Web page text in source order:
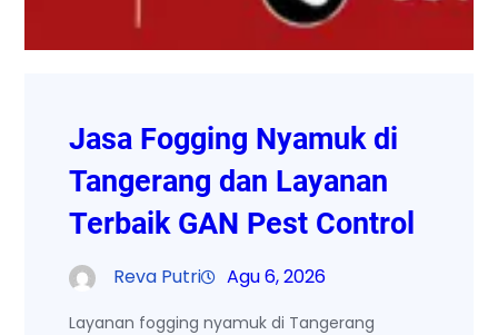
Jasa Fogging Nyamuk di
Tangerang dan Layanan
Terbaik GAN Pest Control
Reva Putri Agu 6, 2026
Layanan fogging nyamuk di Tangerang